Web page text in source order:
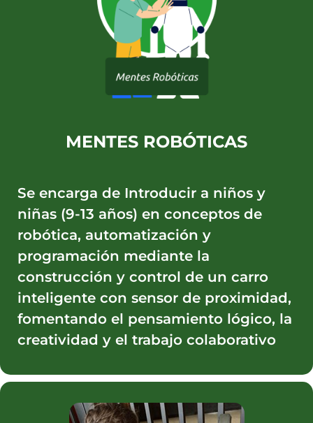
MENTES ROBÓTICAS
Se encarga de Introducir a niños y
niñas (9-13 años) en conceptos de
robótica, automatización y
programación mediante la
construcción y control de un carro
inteligente con sensor de proximidad,
fomentando el pensamiento lógico, la
creatividad y el trabajo colaborativo